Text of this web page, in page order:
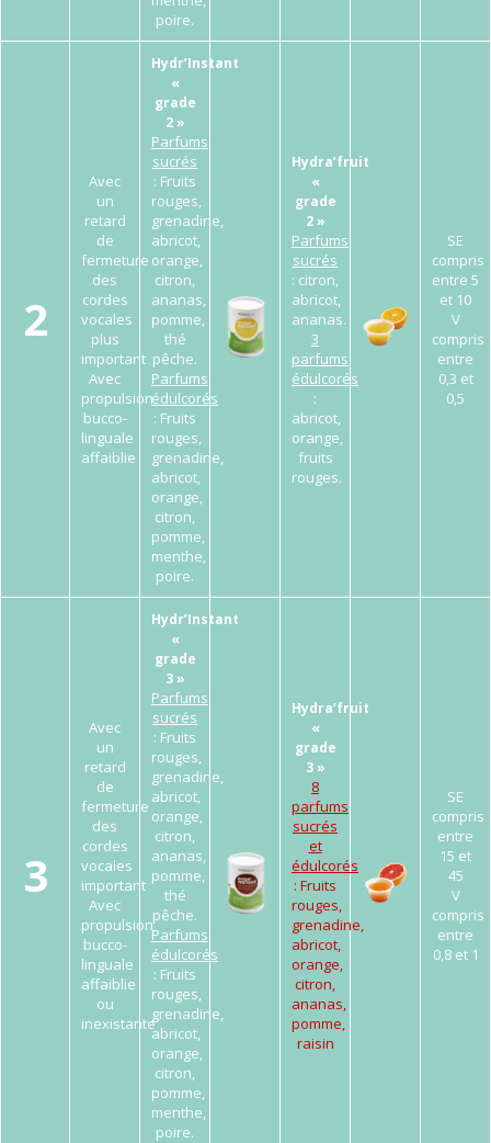
poire.
2
Avec
un
retard
de
fermeture
des
cordes
vocales
plus
important
Avec
propulsion
bucco-
linguale
affaiblie
Hydr’Instant
«
grade
2 »
Parfums
sucrés
: Fruits
rouges,
grenadine,
abricot,
orange,
citron,
ananas,
pomme,
thé
pêche.
Parfums
édulcorés
: Fruits
rouges,
grenadine,
abricot,
orange,
citron,
pomme,
menthe,
poire.
Hydra’fruit
«
grade
2 »
Parfums
sucrés
: citron,
abricot,
ananas.
3
parfums
édulcorés
:
abricot,
orange,
fruits
rouges.
SE
compris
entre 5
et 10
V
compris
entre
0,3 et
0,5
3
Avec
un
retard
de
fermeture
des
cordes
vocales
important
Avec
propulsion
bucco-
linguale
affaiblie
ou
inexistante
Hydr’Instant
«
grade
3 »
Parfums
sucrés
: Fruits
rouges,
grenadine,
abricot,
orange,
citron,
ananas,
pomme,
thé
pêche.
Parfums
édulcorés
: Fruits
rouges,
grenadine,
abricot,
orange,
citron,
pomme,
menthe,
poire.
Hydra’fruit
«
grade
3 »
8
parfums
sucrés
et
édulcorés
: Fruits
rouges,
grenadine,
abricot,
orange,
citron,
ananas,
pomme,
raisin
SE
compris
entre
15 et
45
V
compris
entre
0,8 et 1